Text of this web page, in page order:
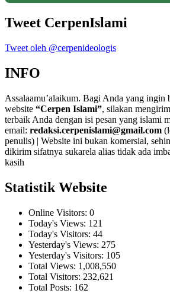
Tweet CerpenIslami
Tweet oleh @cerpenideologis
INFO
Assalaamu’alaikum. Bagi Anda yang ingin
website “Cerpen Islami”, silakan
terbaik Anda dengan isi pesan yang islami
email: redaksi.cerpenislami@gmail.com
penulis) | Website ini bukan komersial,
dikirim sifatnya sukarela alias tidak ada
kasih
Statistik Website
Online Visitors: 0
Today's Views: 121
Today's Visitors: 44
Yesterday's Views: 275
Yesterday's Visitors: 105
Total Views: 1,008,550
Total Visitors: 232,621
Total Posts: 162